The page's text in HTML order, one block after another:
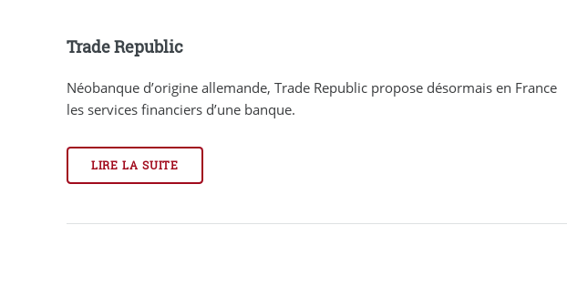
Trade Republic
Néobanque d’origine allemande, Trade Republic propose désormais en France
les services financiers d’une banque.
LIRE LA SUITE